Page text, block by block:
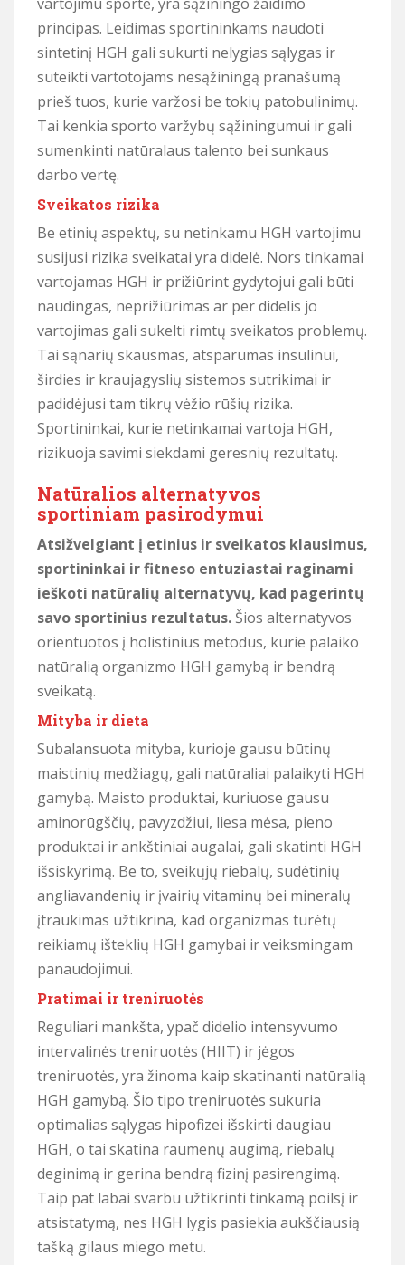
principas. Leidimas sportininkams naudoti
sintetinį HGH gali sukurti nelygias sąlygas ir
suteikti vartotojams nesąžiningą pranašumą
prieš tuos, kurie varžosi be tokių patobulinimų.
Tai kenkia sporto varžybų sąžiningumui ir gali
sumenkinti natūralaus talento bei sunkaus
darbo vertę.
Sveikatos rizika
Be etinių aspektų, su netinkamu HGH vartojimu
susijusi rizika sveikatai yra didelė. Nors tinkamai
vartojamas HGH ir prižiūrint gydytojui gali būti
naudingas, neprižiūrimas ar per didelis jo
vartojimas gali sukelti rimtų sveikatos problemų.
Tai sąnarių skausmas, atsparumas insulinui,
širdies ir kraujagyslių sistemos sutrikimai ir
padidėjusi tam tikrų vėžio rūšių rizika.
Sportininkai, kurie netinkamai vartoja HGH,
rizikuoja savimi siekdami geresnių rezultatų.
Natūralios alternatyvos
sportiniam pasirodymui
Atsižvelgiant į etinius ir sveikatos klausimus,
sportininkai ir fitneso entuziastai raginami
ieškoti natūralių alternatyvų, kad pagerintų
savo sportinius rezultatus. Šios alternatyvos
orientuotos į holistinius metodus, kurie palaiko
natūralią organizmo HGH gamybą ir bendrą
sveikatą.
Mityba ir dieta
Subalansuota mityba, kurioje gausu būtinų
maistinių medžiagų, gali natūraliai palaikyti HGH
gamybą. Maisto produktai, kuriuose gausu
aminorūgščių, pavyzdžiui, liesa mėsa, pieno
produktai ir ankštiniai augalai, gali skatinti HGH
išsiskyrimą. Be to, sveikųjų riebalų, sudėtinių
angliavandenių ir įvairių vitaminų bei mineralų
įtraukimas užtikrina, kad organizmas turėtų
reikiamų išteklių HGH gamybai ir veiksmingam
panaudojimui.
Pratimai ir treniruotės
Reguliari mankšta, ypač didelio intensyvumo
intervalinės treniruotės (HIIT) ir jėgos
treniruotės, yra žinoma kaip skatinanti natūralią
HGH gamybą. Šio tipo treniruotės sukuria
optimalias sąlygas hipofizei išskirti daugiau
HGH, o tai skatina raumenų augimą, riebalų
deginimą ir gerina bendrą fizinį pasirengimą.
Taip pat labai svarbu užtikrinti tinkamą poilsį ir
atsistatymą, nes HGH lygis pasiekia aukščiausią
tašką gilaus miego metu.